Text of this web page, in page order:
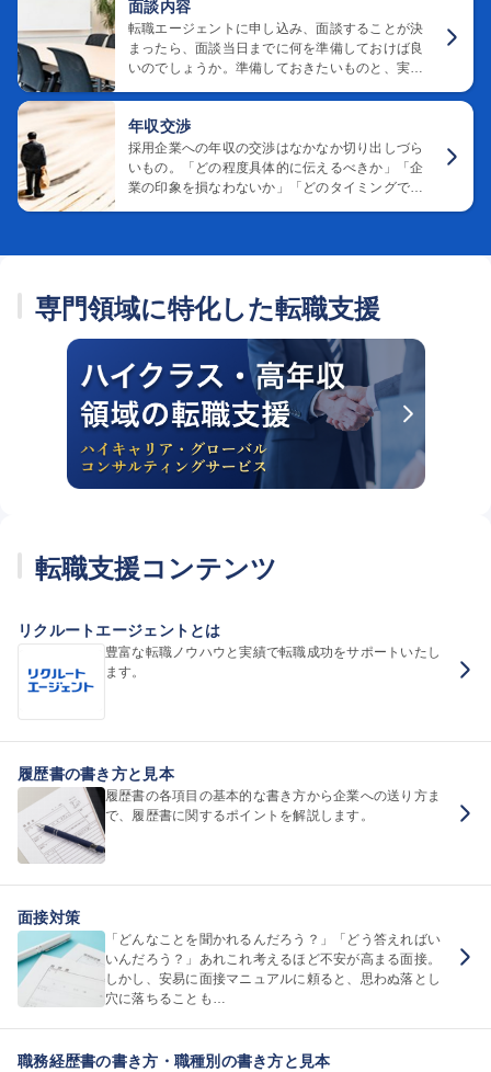
面談内容
転職エージェントに申し込み、面談することが決
まったら、面談当日までに何を準備しておけば良
いのでしょうか。準備しておきたいものと、実際
年収交渉
採用企業への年収の交渉はなかなか切り出しづら
いもの。「どの程度具体的に伝えるべきか」「企
業の印象を損なわないか」「どのタイミングで伝
専門領域に特化した転職支援
転職支援コンテンツ
リクルートエージェントとは
豊富な転職ノウハウと実績で転職成功をサポートいたし
ます。
履歴書の書き方と見本
履歴書の各項目の基本的な書き方から企業への送り方ま
で、履歴書に関するポイントを解説します。
面接対策
「どんなことを聞かれるんだろう？」「どう答えればい
いんだろう？」あれこれ考えるほど不安が高まる面接。
しかし、安易に面接マニュアルに頼ると、思わぬ落とし
穴に落ちることも…
職務経歴書の書き方・職種別の書き方と見本